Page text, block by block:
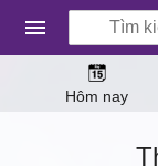
Hôm nay